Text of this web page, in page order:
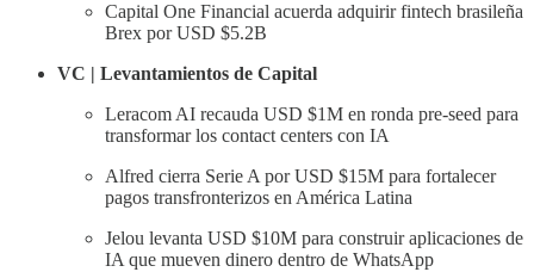
Capital One Financial acuerda adquirir fintech brasileña
Brex por USD $5.2B
VC | Levantamientos de Capital
Leracom AI recauda USD $1M en ronda pre-seed para
transformar los contact centers con IA
Alfred cierra Serie A por USD $15M para fortalecer
pagos transfronterizos en América Latina
Jelou levanta USD $10M para construir aplicaciones de
IA que mueven dinero dentro de WhatsApp